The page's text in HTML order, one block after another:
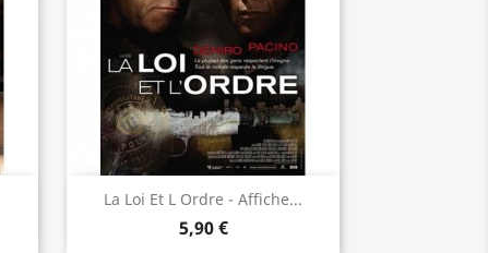
La Loi Et L Ordre - Affiche...
5,90 €
Aperçu rapide